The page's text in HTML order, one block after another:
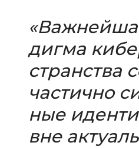
дигма
стран­ства
частично
ные
вне